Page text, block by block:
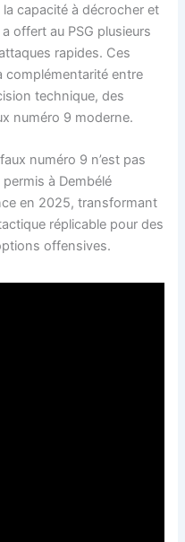
la capacité à décrocher et
offert au PSG plusieurs
rapides. Ces
complémentarité entre
technique, des
numéro 9 moderne.
numéro 9 n’est pas
à Dembélé
en 2025, transformant
réplicable pour des
offensives.